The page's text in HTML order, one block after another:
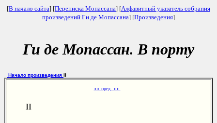
[В начало сайта] [Переписка Мопассана] [Алфавитный указатель собрания
произведений Ги де Мопассана] [Произведения]
Ги де Мопассан. В порту
Начало произведения II
<< пред. <<
II